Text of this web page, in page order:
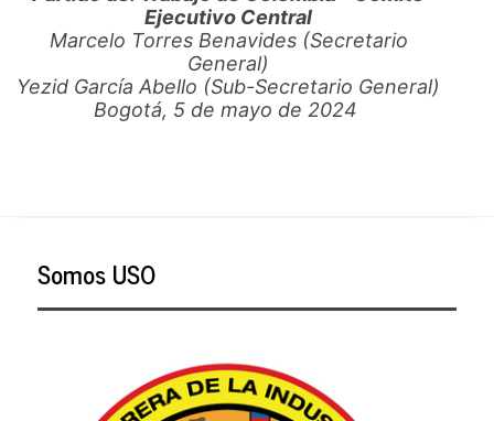
Ejecutivo Central
Marcelo Torres Benavides (Secretario
General)
Yezid García Abello (Sub-Secretario General)
Bogotá, 5 de mayo de 2024
Somos USO